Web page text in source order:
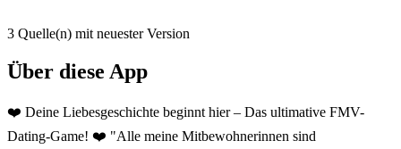
3 Quelle(n) mit neuester Version
Über diese App
❤️ Deine Liebesgeschichte beginnt hier – Das ultimative FMV-
Dating-Game! ❤️ "Alle meine Mitbewohnerinnen sind